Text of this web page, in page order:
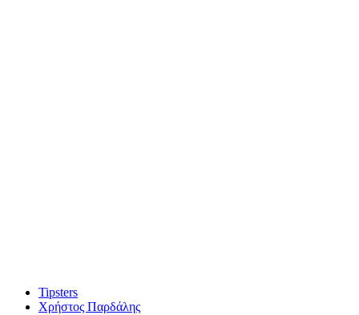
Tipsters
Χρήστος Παρδάλης